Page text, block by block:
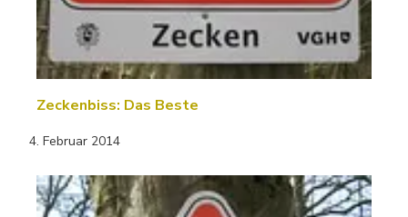
Zeckenbiss: Das Beste
4. Februar 2014